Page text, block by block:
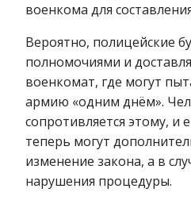
военкома для
Вероятно, полицейские
полномочиями и
военкомат, где могут
армию «одним днём».
сопротивляется этому, и
теперь могут
изменение закона, а в
нарушения процедуры.